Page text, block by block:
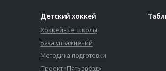
Детский хоккей
Хоккейные школы
База упражнений
Методика подготовки
Проект «Пять звезд»